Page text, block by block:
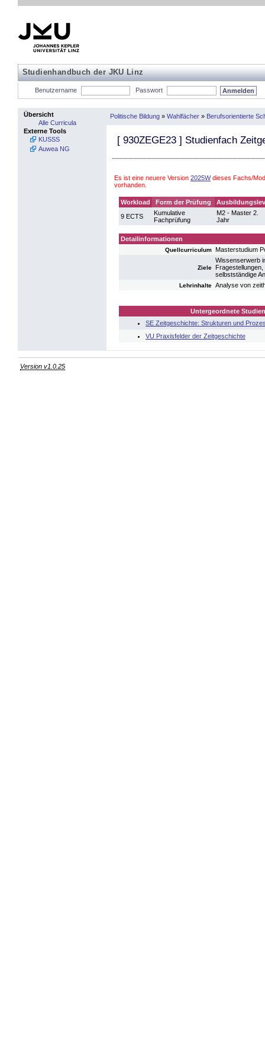
Studienhandbuch der JKU Linz
Benutzername Passwort
Übersicht
Alle Curricula
Externe Tools
KUSSS
Auwea NG
Politische Bildung » Wahlfächer » Berufsorientierte
[ 930ZEGE23 ] Studienfach
Es ist eine neuere Version 2025Wdieses Fachs/
vorhanden.
Workload Form der Prüfung
9 ECTS
Kumulative
Fachprüfung
M2 - Master 2.
Jahr
Detailinformationen
Quellcurriculum Masterstudium
Ziele
Wissenserwerb
selbstständige
Lehrinhalte Analyse von
Untergeordnete
SE Zeitgeschichte: Strukturen und
VU Praxisfelder der Zeitgeschichte
Version v1.0.25